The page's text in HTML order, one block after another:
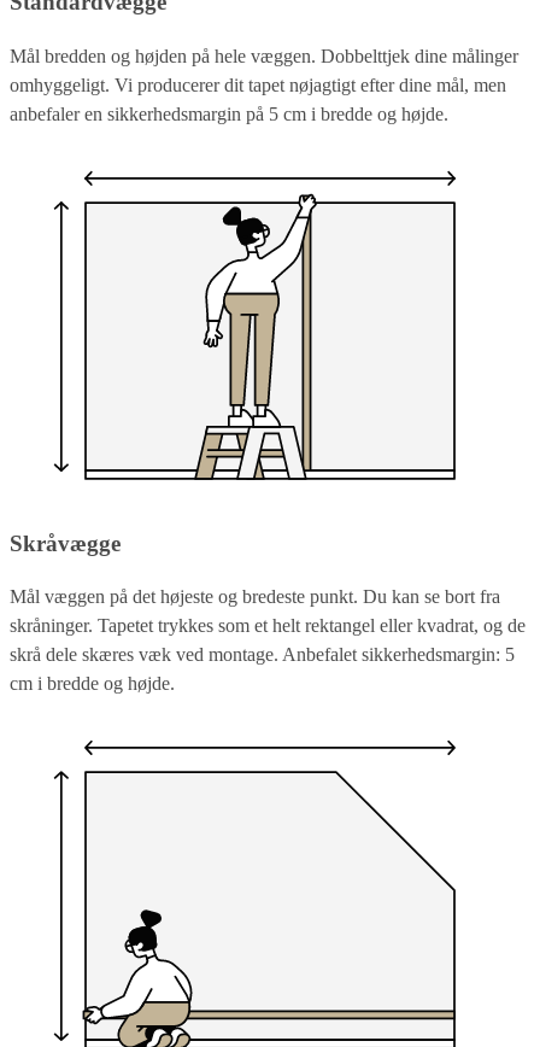
Mål bredden og højden på hele væggen. Dobbelttjek dine målinger
omhyggeligt. Vi producerer dit tapet nøjagtigt efter dine mål, men
anbefaler en sikkerhedsmargin på 5 cm i bredde og højde.
Skråvægge
Mål væggen på det højeste og bredeste punkt. Du kan se bort fra
skråninger. Tapetet trykkes som et helt rektangel eller kvadrat, og de
skrå dele skæres væk ved montage. Anbefalet sikkerhedsmargin: 5
cm i bredde og højde.